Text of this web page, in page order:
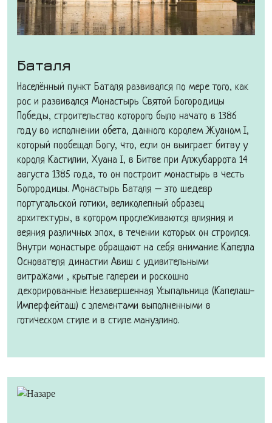
Баталя
Населённый пункт Баталя развивался по мере того, как
рос и развивался Монастырь Святой Богородицы
Победы, строительство которого было начато в 1386
году во исполнении обета, данного королем Жуаном I,
который пообещал Богу, что, если он выиграет битву у
короля Кастилии, Хуана I, в Битве при Алжубаррота 14
августа 1385 года, то он построит монастырь в честь
Богородицы. Монастырь Баталя – это шедевр
португальской готики, великолепный образец
архитектуры, в котором прослеживаются влияния и
веяния различных эпох, в течении которых он строился.
Внутри монастыре обращают на себя внимание Капелла
Основателя династии Авиш с удивительными
витражами , крытые галереи и роскошно
декорированные Незавершенная Усыпальница (Капелаш-
Имперфейташ) с элементами выполненными в
готическом стиле и в стиле мануэлино.